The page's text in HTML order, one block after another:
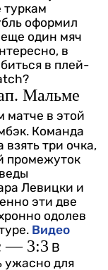
оформил
один мяч
в
в плей-
Мальме
матче в этой
Команда
три очка,
промежуток
Левицки и
эти две
одолев
Видео
— 3:3 В
ужасно для